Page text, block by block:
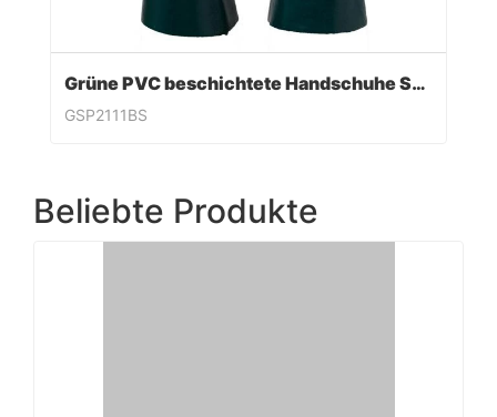
Grüne PVC beschichtete Handschuhe Sandy Finish
GSP2111BS
Beliebte Produkte